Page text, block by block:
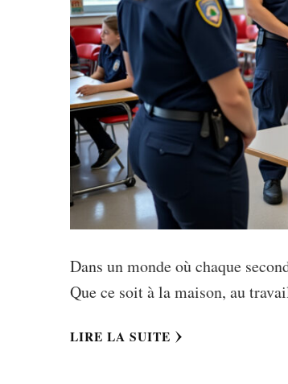
Dans un monde où chaque
Que ce soit à la maison, au
LIRE LA SUITE